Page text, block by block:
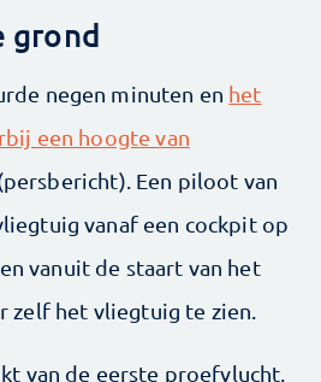
grond
negen minuten en het
een hoogte van
Een piloot van
vanaf een cockpit op
vanuit de staart van het
zelf het vliegtuig te zien.
van de eerste proefvlucht,